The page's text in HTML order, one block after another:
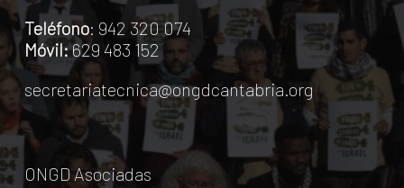
Teléfono: 942 320 074
Móvil:629 483 152
secretariatecnica@ongdcantabria.org
ONGD Asociadas